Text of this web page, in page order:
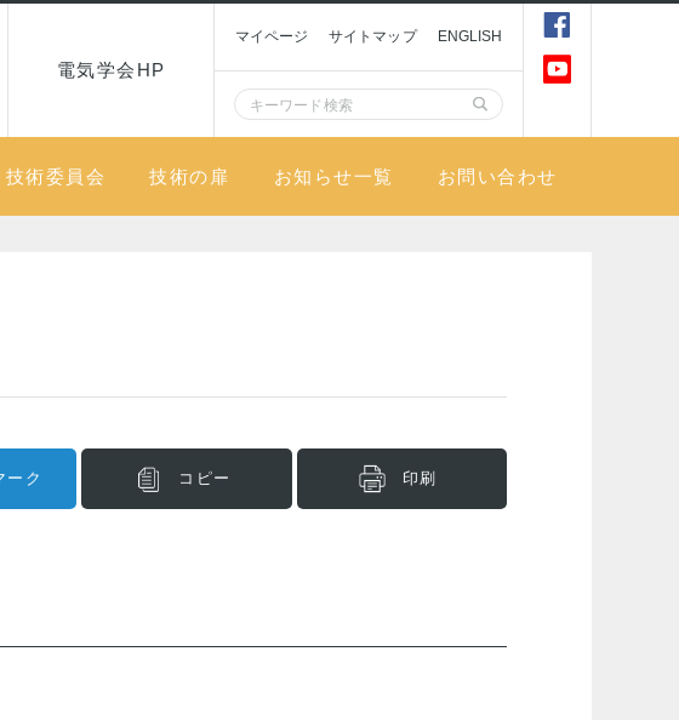
電気学会HP
マイページ サイトマップ ENGLISH
技術委員会 技術の扉 お知らせ一覧 お問い合わせ
ーク コピー 印刷